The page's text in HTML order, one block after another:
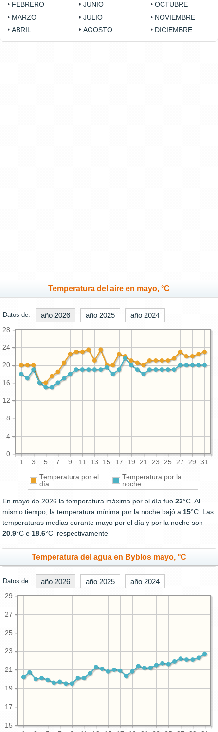
FEBRERO
MARZO
ABRIL
JUNIO
JULIO
AGOSTO
OCTUBRE
NOVIEMBRE
DICIEMBRE
Temperatura del aire en mayo, °C
Datos de: año 2026 año 2025 año 2024
1 3 5 7 9 11 13 15 17 19 21 23 25 27 29 31
0
4
8
12
16
20
24
28
Temperatura por el
día
Temperatura por la
noche
En mayo de 2026 la temperatura máxima por el día fue 23°C. Al
mismo tiempo, la temperatura mínima por la noche bajó a 15°C. Las
temperaturas medias durante mayo por el día y por la noche son
20.9°C e 18.6°C, respectivamente.
Temperatura del agua en Byblos mayo, °C
Datos de: año 2026 año 2025 año 2024
15
17
19
21
23
25
27
29